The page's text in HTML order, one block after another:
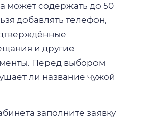
может содержать до 50
добавлять телефон,
и другие
Перед выбором
ли название чужой
заполните заявку